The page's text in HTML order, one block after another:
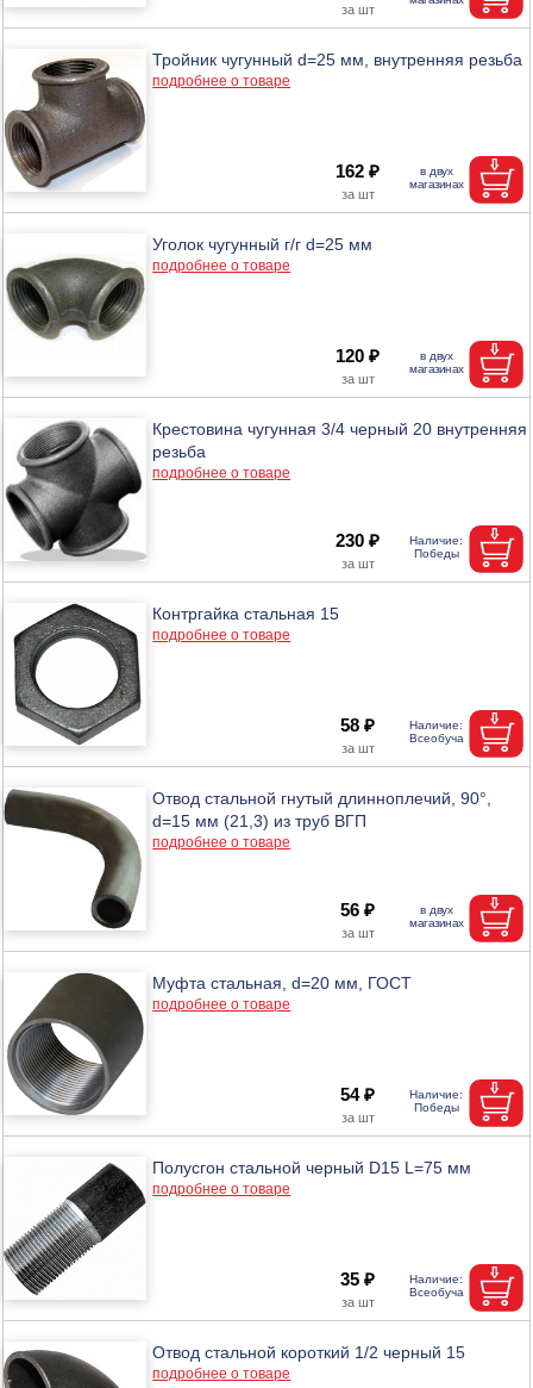
Тройник чугунный d=25 мм, внутренняя резьба
подробнее о товаре
162 ₽
Уголок чугунный г/г d=25 мм
подробнее о товаре
120 ₽
Крестовина чугунная 3/4 черный 20 внутренняя
резьба
подробнее о товаре
230 ₽
Контргайка стальная 15
подробнее о товаре
58 ₽
Отвод стальной гнутый длинноплечий, 90°,
d=15 мм (21,3) из труб ВГП
подробнее о товаре
56 ₽
Муфта стальная, d=20 мм, ГОСТ
подробнее о товаре
54 ₽
Полусгон стальной черный D15 L=75 мм
подробнее о товаре
35 ₽
Отвод стальной короткий 1/2 черный 15
подробнее о товаре